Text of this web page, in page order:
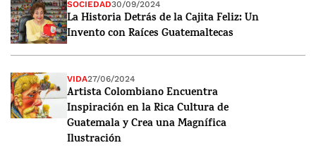
SOCIEDAD30/09/2024
La Historia Detrás de la Cajita Feliz: Un
Invento con Raíces Guatemaltecas
VIDA27/06/2024
Artista Colombiano Encuentra
Inspiración en la Rica Cultura de
Guatemala y Crea una Magnífica
Ilustración